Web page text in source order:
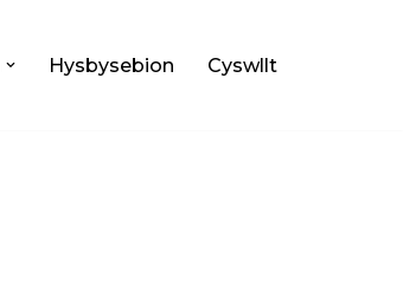
Hysbysebion Cyswllt